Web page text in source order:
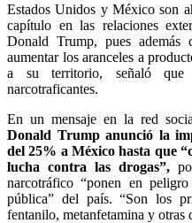
Estados Unidos y México son
capítulo en las relaciones
Donald Trump, pues
aumentar los aranceles a
a su territorio, señaló
narcotraficantes.
En un mensaje en la red
Donald Trump anunció la
del 25% a México hasta que
lucha contra las drogas”,
narcotráfico “ponen en
pública” del país. “Son los
fentanilo, metanfetamina y otras